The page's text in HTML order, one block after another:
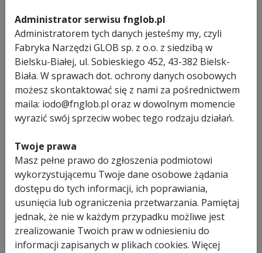
Administrator serwisu fnglob.pl
Administratorem tych danych jesteśmy my, czyli
Fabryka Narzędzi GLOB sp. z o.o. z siedzibą w
Bielsku-Białej, ul. Sobieskiego 452, 43-382 Bielsk-
Biała. W sprawach dot. ochrony danych osobowych
możesz skontaktować się z nami za pośrednictwem
maila: iodo@fnglob.pl oraz w dowolnym momencie
wyrazić swój sprzeciw wobec tego rodzaju działań.
Twoje prawa
Masz pełne prawo do zgłoszenia podmiotowi
wykorzystującemu Twoje dane osobowe żądania
dostępu do tych informacji, ich poprawiania,
usunięcia lub ograniczenia przetwarzania. Pamiętaj
jednak, że nie w każdym przypadku możliwe jest
zrealizowanie Twoich praw w odniesieniu do
informacji zapisanych w plikach cookies. Więcej
PRĘDKOŚĆ
OBROTOWA
(BEZ
OBCIĄZANIA)
1000 - 2400 obr./min.
ŚREDNICA
TARCZY
max 150 mm
GWINT
WRZECIONA
M14
WYMIARY (DŁ
X SZER. X
WYS.)
500 x 200 x 100 mm
WAGA
3 kg
RODZAJ
GWARANCJI
door-to-door
KGO
1,47 PLN z VAT